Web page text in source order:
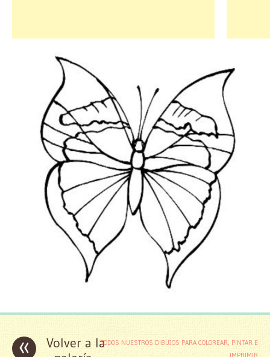
«
Volver a laTODOS NUESTROS DIBUJOS PARA COLOREAR, PINTAR E
IMPRIMIR